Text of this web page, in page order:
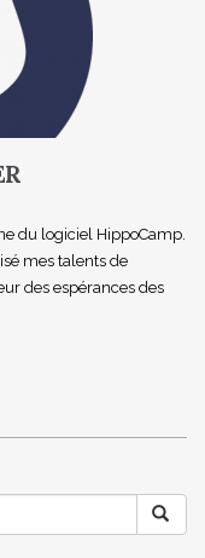
du logiciel HippoCamp.
mes talents de
des espérances des